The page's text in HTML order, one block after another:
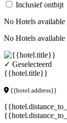
Inclusief ontbijt
No Hotels available
No Hotels available
✓ Geselecteerd
{{hotel.title}}
{{hotel.address}}